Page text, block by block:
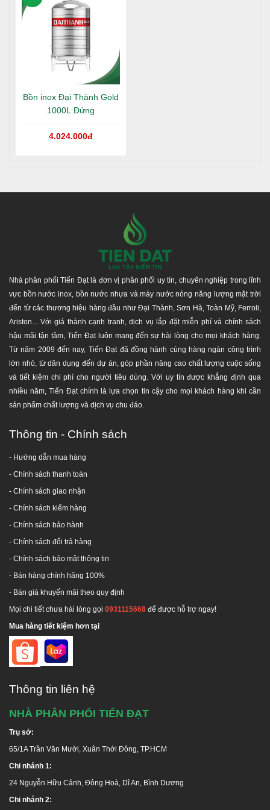
tránh rung lắc trong quá trình sử dụng.
Bước 8: Hoàn thành lắp đặt
Kiểm tra lại toàn bộ các khớp nối, chân đế, vị trí đặt
bồn để đảm bảo an toàn.
Xả nước thử để kiểm tra độ chắc chắn và khả năng
hoạt động của bồn.
sẽ vận hành ổn định, an toàn và bền bỉ theo thời gian.
4. Dịch vụ và hậu mãi
Nhà phân phối Tiến Đạt với hệ thống phân phối hàng đầu,
uy tín - chuyên nghiệp tại TP. Hồ Chí Minh, Bình Dương,
Đồng Nai, Long An, Tây Ninh... và các tỉnh lân cận. Chúng
tôi luôn mang lại nhiều giá trị nhất, lợi ích cho quý khách
hàng khi mua và sử dụng sản phẩm của công ty chúng tôi,
như giao hàng nhanh chóng, hàng đúng chất lượng, an
toàn tuyệt đối, giá khuyến mãi và ưu đãi công trình công
nghiệp. Là lựa chọn tốt nhất cho Quý khách hàng khi mua,
sử dụng sản phẩm tại đây.
Thời gian bảo hành chính hãng: 12 năm
Chính hãng - Đúng chất lượng, cam kết bồi thường
Đảm bảo chăm sóc từ đội ngũ nhân viên kĩ thuật và
bán hàng trong và sau quá trình sử dụng sản phẩm.
Đăt hàng ngay để chúng tôi phục vụ tốt nhất cho Quý
khách Hotline: 0917944699. Cảm ơn quý khách!
Hotline tư vấn:1800 646486(miễn phí)
Bồn inox Đại Thành Gold
1000L Đứng
4.024.000đ
Nhà phân phối Tiến Đạt là đơn vị phân phối uy tín, chuyên nghiệp trong lĩnh
vực bồn nước inox, bồn nước nhựa và máy nước nóng năng lượng mặt trời
đến từ các thương hiệu hàng đầu như Đại Thành, Sơn Hà, Toàn Mỹ, Ferroli,
Ariston... Với giá thành cạnh tranh, dịch vụ lắp đặt miễn phí và chính sách
hậu mãi tận tâm, Tiến Đạt luôn mang đến sự hài lòng cho mọi khách hàng.
Từ năm 2009 đến nay, Tiến Đạt đã đồng hành cùng hàng ngàn công trình
lớn nhỏ, từ dân dụng đến dự án, góp phần nâng cao chất lượng cuộc sống
và tiết kiệm chi phí cho người tiêu dùng. Với uy tín được khẳng định qua
nhiều năm, Tiến Đạt chính là lựa chọn tin cậy cho mọi khách hàng khi cần
sản phẩm chất lượng và dịch vụ chu đáo.
Thông tin - Chính sách
- Hướng dẫn mua hàng
- Chính sách thanh toán
- Chính sách giao nhận
- Chính sách kiểm hàng
- Chính sách bảo hành
- Chính sách đổi trả hàng
- Chính sách bảo mật thông tin
- Bán hàng chính hãng 100%
- Bán giá khuyến mãi theo quy định
Mọi chi tiết chưa hài lòng gọi 0931115668 để được hỗ trợ ngay!
Mua hàng tiết kiệm hơn tại
Thông tin liên hệ
NHÀ PHÂN PHỐI TIẾN ĐẠT
Trụ sở:
65/1A Trần Văn Mười, Xuân Thới Đông, TP.HCM
Chi nhánh 1:
24 Nguyễn Hữu Cảnh, Đông Hoà, Dĩ An, Bình Dương
Chi nhánh 2: